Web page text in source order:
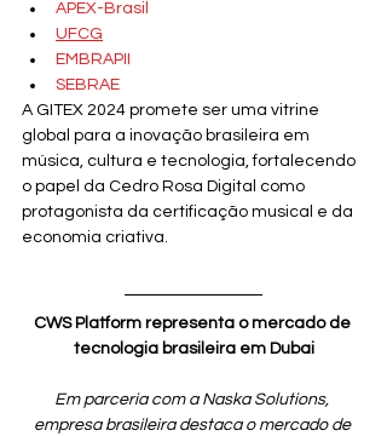
APEX-Brasil
UFCG
EMBRAPII
SEBRAE
A GITEX 2024 promete ser uma vitrine
global para a inovação brasileira em
música, cultura e tecnologia, fortalecendo
o papel da Cedro Rosa Digital como
protagonista da certificação musical e da
economia criativa.
CWS Platform representa o mercado de
tecnologia brasileira em Dubai
Em parceria com a Naska Solutions,
empresa brasileira destaca o mercado de